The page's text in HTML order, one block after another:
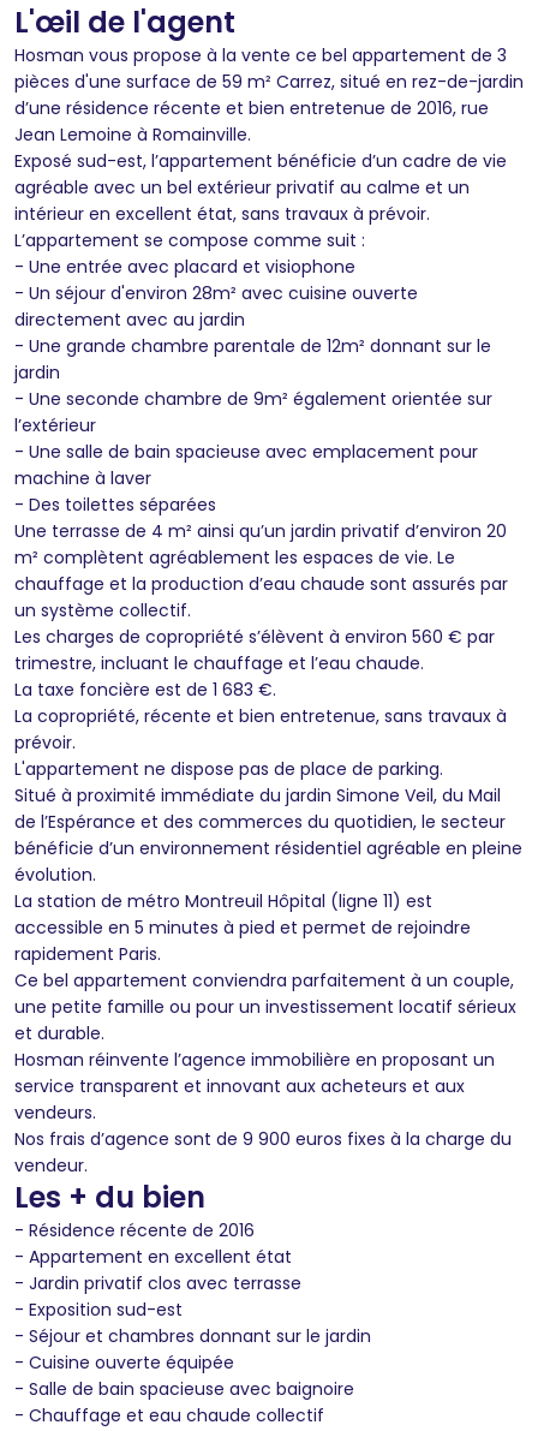
L'œil de l'agent
Hosman vous propose à la vente ce bel appartement de 3
pièces d'une surface de 59 m² Carrez, situé en rez-de-jardin
d’une résidence récente et bien entretenue de 2016, rue
Jean Lemoine à Romainville.
Exposé sud-est, l’appartement bénéficie d’un cadre de vie
agréable avec un bel extérieur privatif au calme et un
intérieur en excellent état, sans travaux à prévoir.
L’appartement se compose comme suit :
- Une entrée avec placard et visiophone
- Un séjour d'environ 28m² avec cuisine ouverte
directement avec au jardin
- Une grande chambre parentale de 12m² donnant sur le
jardin
- Une seconde chambre de 9m² également orientée sur
l’extérieur
- Une salle de bain spacieuse avec emplacement pour
machine à laver
- Des toilettes séparées
Une terrasse de 4 m² ainsi qu’un jardin privatif d’environ 20
m² complètent agréablement les espaces de vie. Le
chauffage et la production d’eau chaude sont assurés par
un système collectif.
Les charges de copropriété s’élèvent à environ 560 € par
trimestre, incluant le chauffage et l’eau chaude.
La taxe foncière est de 1 683 €.
La copropriété, récente et bien entretenue, sans travaux à
prévoir.
L'appartement ne dispose pas de place de parking.
Situé à proximité immédiate du jardin Simone Veil, du Mail
de l’Espérance et des commerces du quotidien, le secteur
bénéficie d’un environnement résidentiel agréable en pleine
évolution.
La station de métro Montreuil Hôpital (ligne 11) est
accessible en 5 minutes à pied et permet de rejoindre
rapidement Paris.
Ce bel appartement conviendra parfaitement à un couple,
une petite famille ou pour un investissement locatif sérieux
et durable.
Hosman réinvente l’agence immobilière en proposant un
service transparent et innovant aux acheteurs et aux
vendeurs.
Nos frais d’agence sont de 9 900 euros fixes à la charge du
vendeur.
Les + du bien
- Résidence récente de 2016
- Appartement en excellent état
- Jardin privatif clos avec terrasse
- Exposition sud-est
- Séjour et chambres donnant sur le jardin
- Cuisine ouverte équipée
- Salle de bain spacieuse avec baignoire
- Chauffage et eau chaude collectif